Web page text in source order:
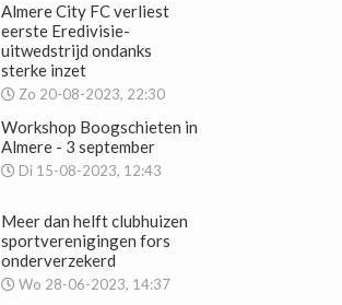
Almere City FC verliest
eerste Eredivisie-
uitwedstrijd ondanks
sterke inzet
Zo 20-08-2023, 22:30
Workshop Boogschieten in
Almere - 3 september
Di 15-08-2023, 12:43
Meer dan helft clubhuizen
sportverenigingen fors
onderverzekerd
Wo 28-06-2023, 14:37